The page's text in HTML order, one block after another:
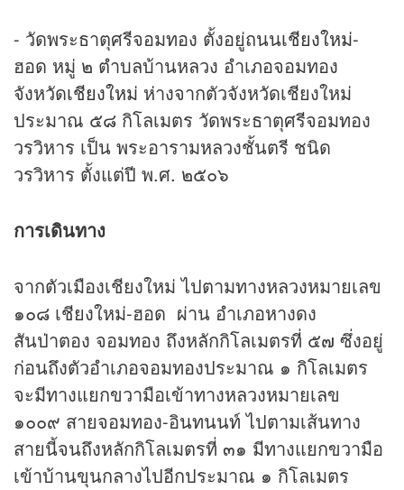
- วัดพระธาตุศรีจอมทอง ตั้งอยู่ถนนเชียงใหม่-
ฮอด หมู่ ๒ ตำบลบ้านหลวง อำเภอจอมทอง
จังหวัดเชียงใหม่ ห่างจากตัวจังหวัดเชียงใหม่
ประมาณ ๕๘ กิโลเมตร วัดพระธาตุศรีจอมทอง
วรวิหาร เป็น พระอารามหลวงชั้นตรี ชนิด
วรวิหาร ตั้งแต่ปี พ.ศ. ๒๕๐๖
การเดินทาง
จากตัวเมืองเชียงใหม่ ไปตามทางหลวงหมายเลข
๑๐๘ เชียงใหม่-ฮอด ผ่าน อำเภอหางดง
สันป่าตอง จอมทอง ถึงหลักกิโลเมตรที่ ๕๗ ซึ่งอยู่
ก่อนถึงตัวอำเภอจอมทองประมาณ ๑ กิโลเมตร
จะมีทางแยกขวามือเข้าทางหลวงหมายเลข
๑๐๐๙ สายจอมทอง-อินทนนท์ ไปตามเส้นทาง
สายนี้จนถึงหลักกิโลเมตรที่ ๓๑ มีทางแยกขวามือ
เข้าบ้านขุนกลางไปอีกประมาณ ๑ กิโลเมตร